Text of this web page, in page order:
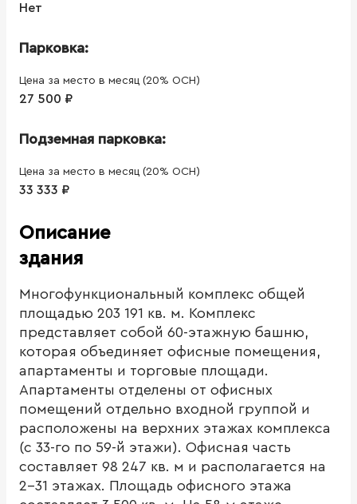
Нет
Парковка:
Цена за место в месяц (20% ОСН)
27 500 ₽
Подземная парковка:
Цена за место в месяц (20% ОСН)
33 333 ₽
Описание
здания
Многофункциональный комплекс общей
площадью 203 191 кв. м. Комплекс
представляет собой 60-этажную башню,
которая объединяет офисные помещения,
апартаменты и торговые площади.
Апартаменты отделены от офисных
помещений отдельно входной группой и
расположены на верхних этажах комплекса
(с 33-го по 59-й этажи). Офисная часть
составляет 98 247 кв. м и располагается на
2-31 этажах. Площадь офисного этажа